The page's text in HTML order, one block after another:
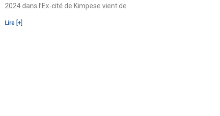
2024 dans l’Ex-cité de Kimpese vient de
Lire [+]